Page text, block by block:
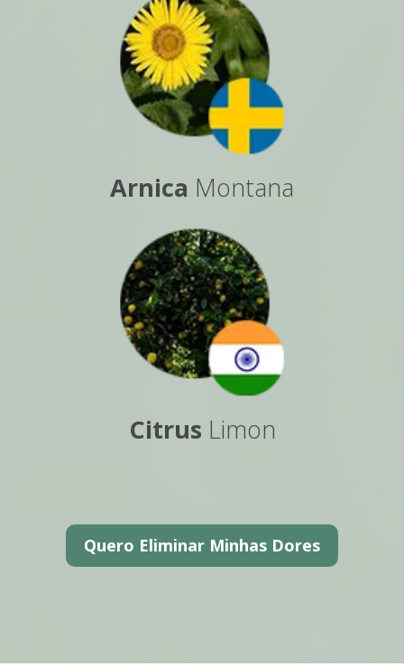
Arnica Montana
Citrus Limon
Quero Eliminar Minhas Dores